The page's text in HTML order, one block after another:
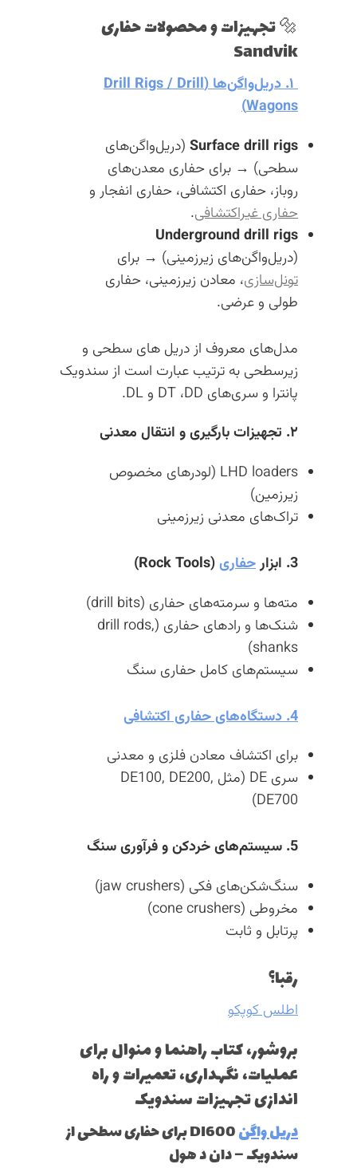
🔩 تجهیزات و محصولات حفاری
Sandvik
۱. دریل‌واگن‌ها (Drill Rigs / Drill
Wagons)
Surface drill rigs (دریل‌واگن‌های
سطحی) → برای حفاری معدن‌های
روباز، حفاری اکتشافی، حفاری انفجار و
حفاری غیراکتشافی.
Underground drill rigs
(دریل‌واگن‌های زیرزمینی) → برای
تونل‌سازی، معادن زیرزمینی، حفاری
طولی و عرضی.
مدل‌های معروف از دریل های سطحی و
زیرسطحی به ترتیب عبارت است از سندویک
پانترا و سری‌های DT ،DD و DL.
۲. تجهیزات بارگیری و انتقال معدنی
LHD loaders (لودرهای مخصوص
زیرزمین)
تراک‌های معدنی زیرزمینی
3. ابزار حفاری(Rock Tools)
مته‌ها و سرمته‌های حفاری (drill bits)
شنک‌ها و رادهای حفاری (drill rods,
shanks)
سیستم‌های کامل حفاری سنگ
4. دستگاه‌های حفاری اکتشافی
برای اکتشاف معادن فلزی و معدنی
سری DE (مثل DE100, DE200,
DE700)
5. سیستم‌های خردکن و فرآوری سنگ
سنگ‌شکن‌های فکی (jaw crushers)
مخروطی (cone crushers)
پرتابل و ثابت
رقبا؟
اطلس کوپکو
بروشور،‌ کتاب راهنما و منوال برای
عملیات، نگهداری، تعمیرات و راه
اندازی تجهیزات سندویک
دریل واگن
DI600 برای حفاری سطحی از
سندویک – دان د هول